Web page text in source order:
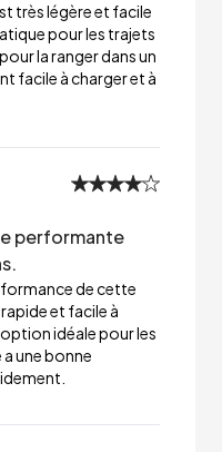
très légère et facile
pour les trajets
la ranger dans un
facile à charger et à
performante
de cette
et facile à
idéale pour les
une bonne